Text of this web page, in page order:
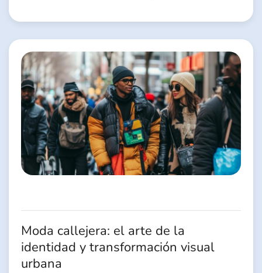
Moda callejera: el arte de la
identidad y transformación visual
urbana